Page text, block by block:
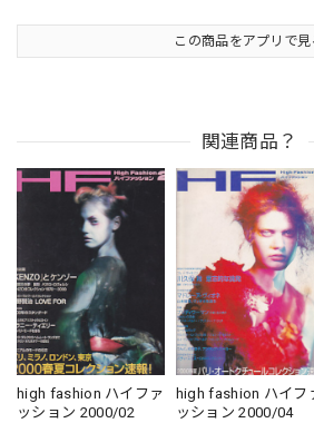
この商品をアプリで見
関連商品？
high fashion ハイファ
ッション 2000/02
high fashion ハイフ
ッション 2000/04